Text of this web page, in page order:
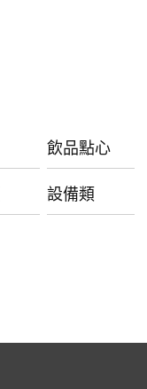
飲品點心
設備類